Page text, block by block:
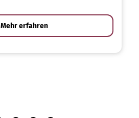
Mehr erfahren